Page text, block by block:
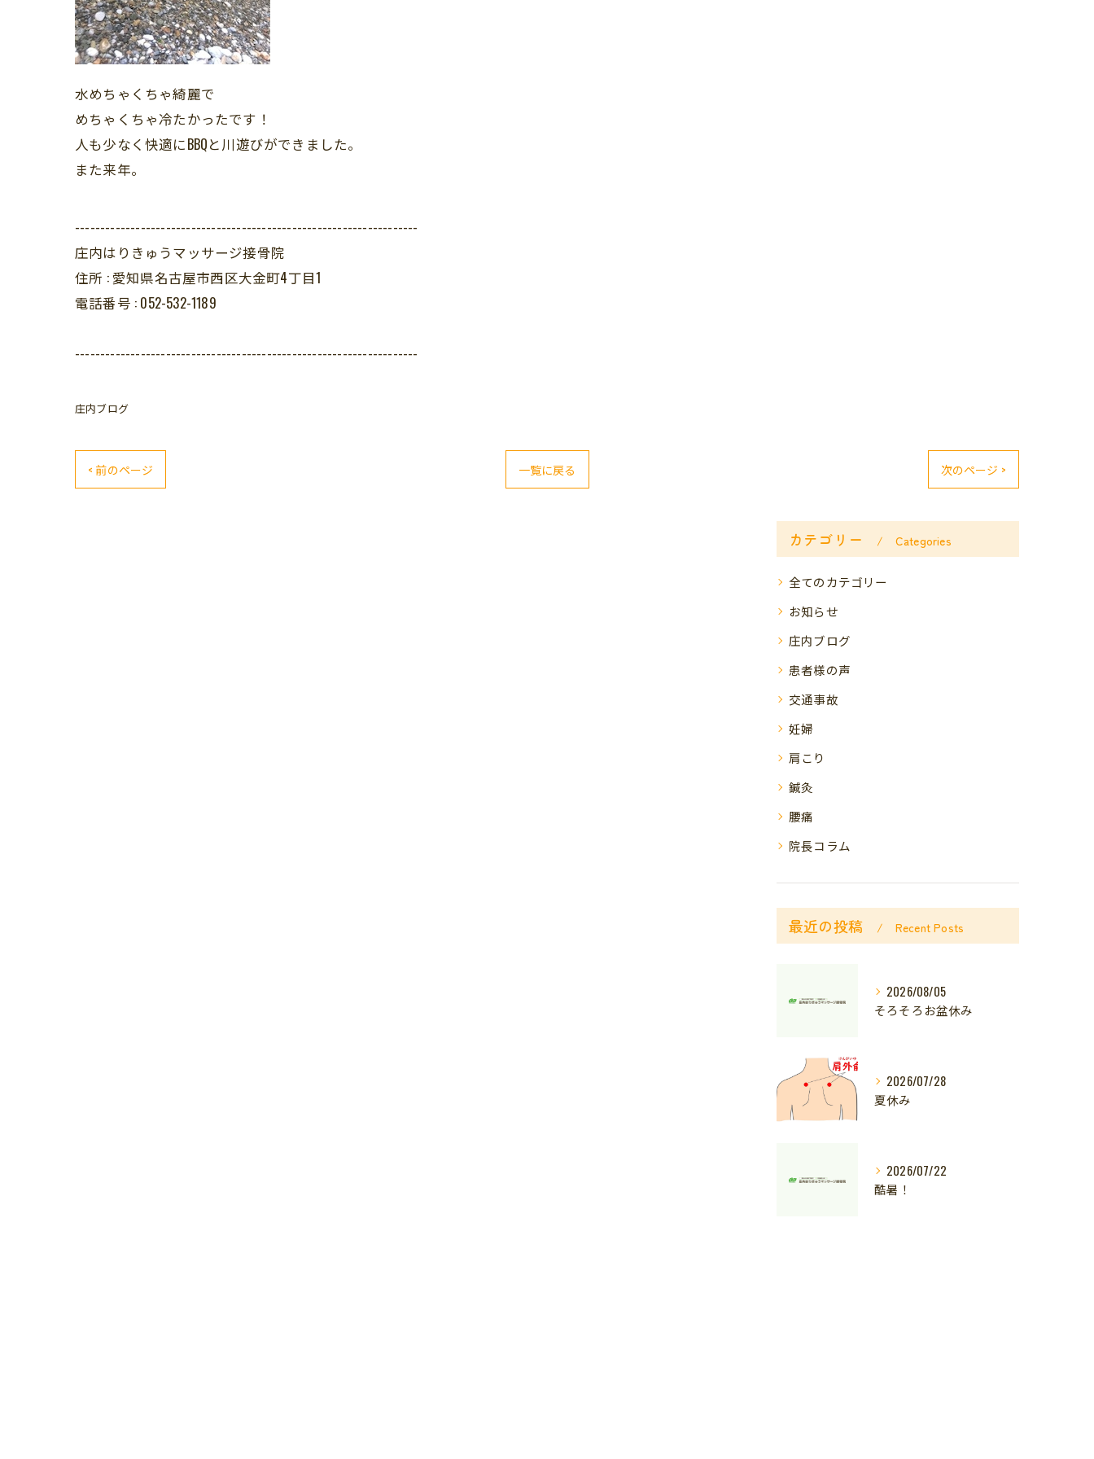
水めちゃくちゃ綺麗で
めちゃくちゃ冷たかったです！
人も少なく快適にBBQと川遊びができました。
また来年。
--------------------------------------------------------------------
庄内はりきゅうマッサージ接骨院
住所 : 愛知県名古屋市西区大金町4丁目1
電話番号 : 052-532-1189
--------------------------------------------------------------------
庄内ブログ
< 前のページ 一覧に戻る 次のページ >
カテゴリー Categories
全てのカテゴリー
お知らせ
庄内ブログ
患者様の声
交通事故
妊婦
肩こり
鍼灸
腰痛
院長コラム
最近の投稿 Recent Posts
2026/08/05
そろそろお盆休み
2026/07/28
夏休み
2026/07/22
酷暑！